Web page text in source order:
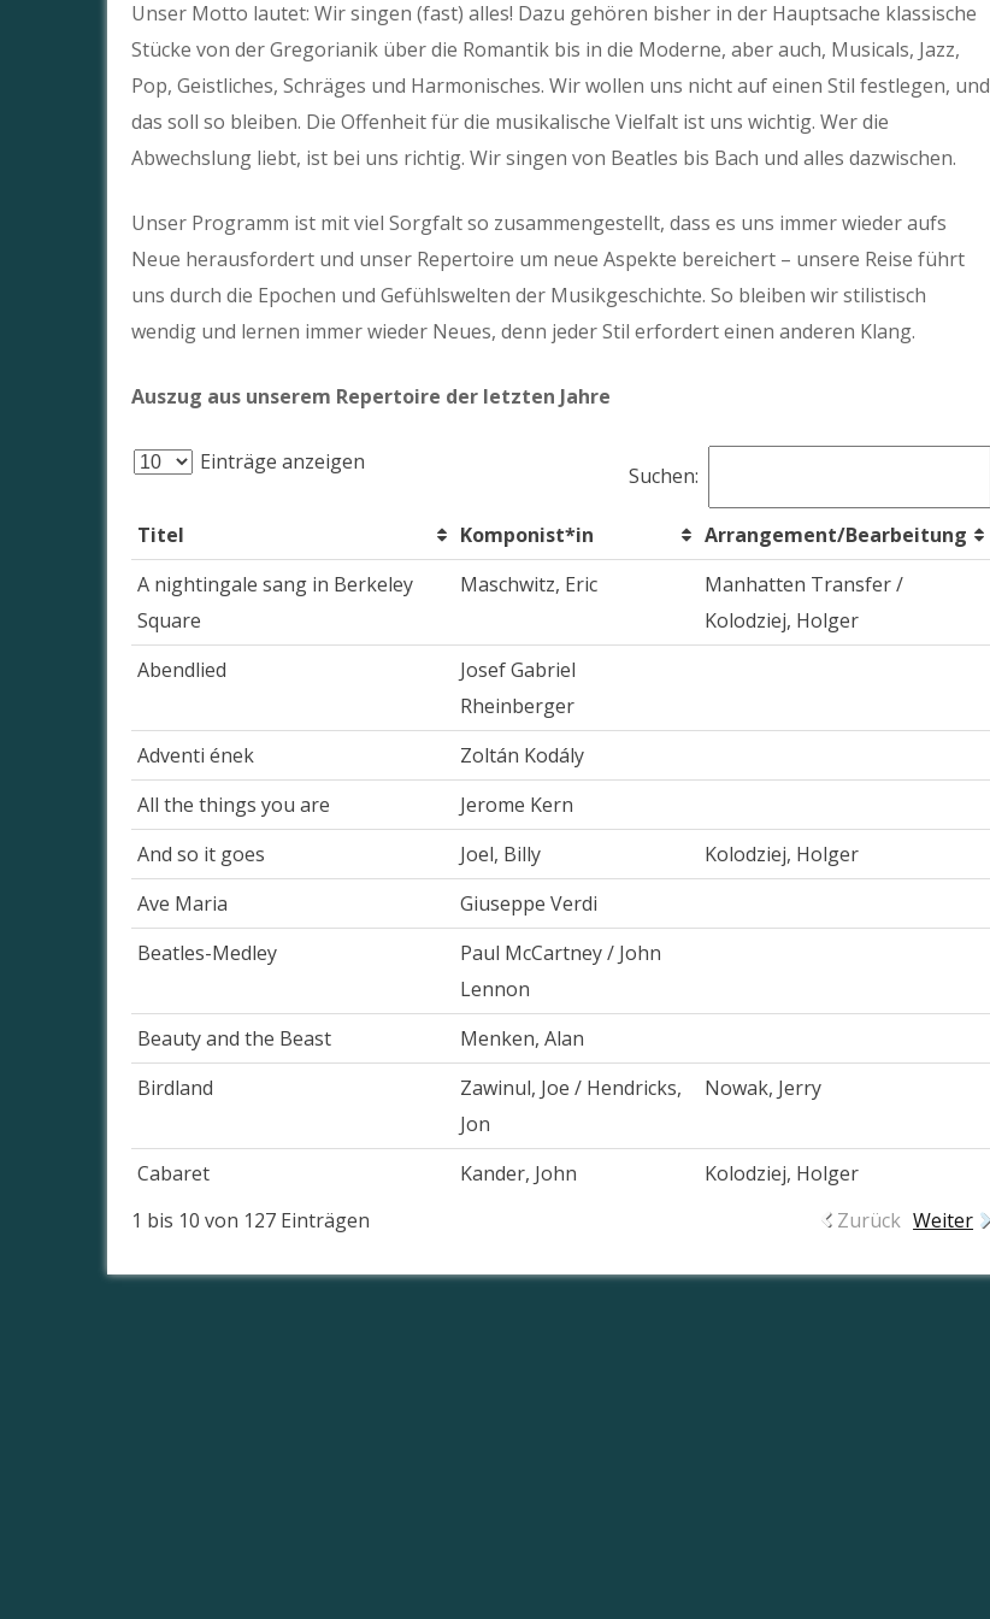
Unser Motto lautet: Wir singen (fast) alles! Dazu gehören bisher in der Hauptsache klassische
Stücke von der Gregorianik über die Romantik bis in die Moderne, aber auch, Musicals, Jazz,
Pop, Geistliches, Schräges und Harmonisches. Wir wollen uns nicht auf einen Stil festlegen, und
das soll so bleiben. Die Offenheit für die musikalische Vielfalt ist uns wichtig. Wer die
Abwechslung liebt, ist bei uns richtig. Wir singen von Beatles bis Bach und alles dazwischen.
Unser Programm ist mit viel Sorgfalt so zusammengestellt, dass es uns immer wieder aufs
Neue herausfordert und unser Repertoire um neue Aspekte bereichert – unsere Reise führt
uns durch die Epochen und Gefühlswelten der Musikgeschichte. So bleiben wir stilistisch
wendig und lernen immer wieder Neues, denn jeder Stil erfordert einen anderen Klang.
Auszug aus unserem Repertoire der letzten Jahre
Einträge anzeigen
Suchen:
Titel Komponist*in
Arrangement/Bearbeitung
A nightingale sang in Berkeley
Square
Maschwitz, Eric
Manhatten Transfer /
Kolodziej, Holger
Abendlied
Josef Gabriel
Rheinberger
Adventi ének
Zoltán Kodály
All the things you are
Jerome Kern
And so it goes
Joel, Billy
Kolodziej, Holger
Ave Maria
Giuseppe Verdi
Beatles-Medley
Paul McCartney / John
Lennon
Beauty and the Beast
Menken, Alan
Birdland
Zawinul, Joe / Hendricks,
Jon
Nowak, Jerry
Cabaret Kander, John
Kolodziej, Holger
1 bis 10 von 127 Einträgen
Zurück Weiter